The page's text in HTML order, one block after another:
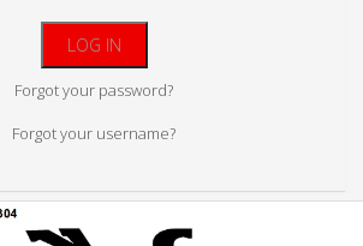
Forgot your password?
Forgot your username?